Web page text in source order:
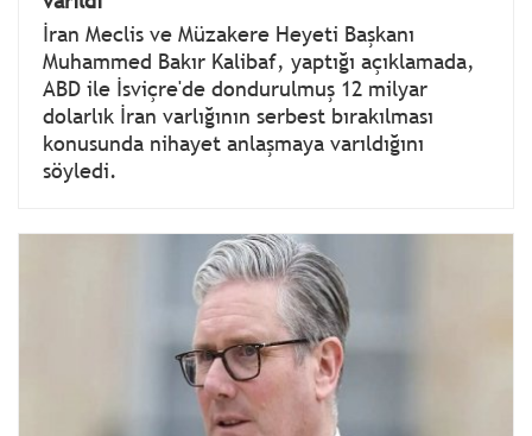
İran Meclis ve Müzakere Heyeti Başkanı
Muhammed Bakır Kalibaf, yaptığı açıklamada,
ABD ile İsviçre'de dondurulmuş 12 milyar
dolarlık İran varlığının serbest bırakılması
konusunda nihayet anlaşmaya varıldığını
söyledi.